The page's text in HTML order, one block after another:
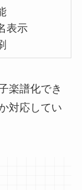
表示
楽譜化でき
対応してい